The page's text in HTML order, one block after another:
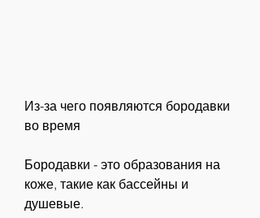
Из-за чего появляются бородавки
во время
Бородавки - это образования на
коже, такие как бассейны и
душевые.